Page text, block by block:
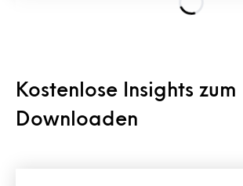
Kostenlose Insights zum
Downloaden